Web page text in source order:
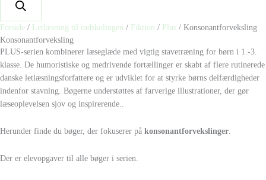
Forside / Letlæsning til indskolingen / Fiktion / Plus / Konsonantforveksling
Konsonantforveksling
PLUS-serien kombinerer læseglæde med vigtig stavetræning for børn i 1.-3.
klasse. De humoristiske og medrivende fortællinger er skabt af flere rutinerede
danske letlæsningsforfattere og er udviklet for at styrke børns delfærdigheder
indenfor stavning. Bøgerne understøttes af farverige illustrationer, der gør
læseoplevelsen sjov og inspirerende..
Herunder finde du bøger, der fokuserer på konsonantforvekslinger
Der er elevopgaver til alle bøger i serien.